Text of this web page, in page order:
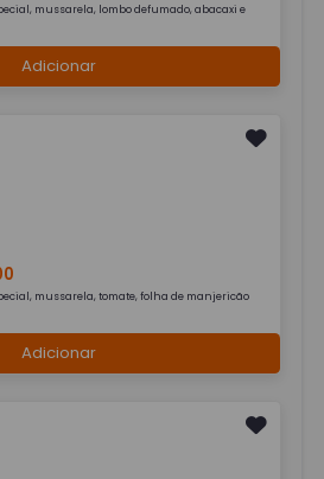
mussarela, lombo defumado, abacaxi e
Adicionar
mussarela, tomate, folha de manjericão
Adicionar